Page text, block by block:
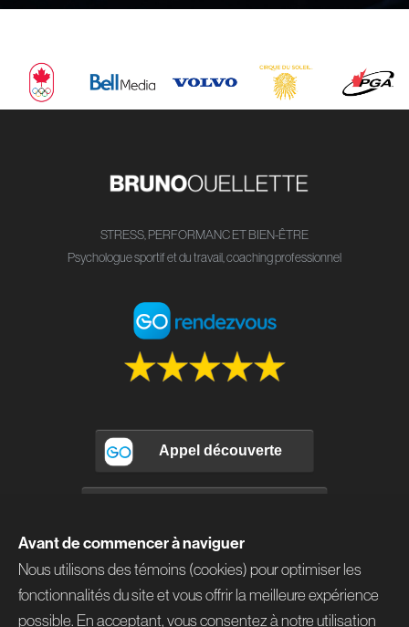
Avant de commencer à naviguer
Nous utilisons des témoins (cookies) pour optimiser les
fonctionnalités du site et vous offrir la meilleure expérience
possible. En acceptant, vous consentez à notre utilisation
STRESS, PERFORMANC ET BIEN-ÊTRE
Psychologue sportif et du travail, coaching professionnel